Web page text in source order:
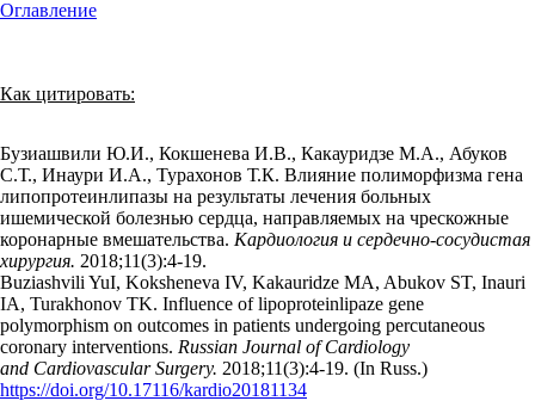
Оглавление
Как цитировать:
Бузиашвили Ю.И., Кокшенева И.В., Какауридзе М.А., Абуков
С.Т., Инаури И.А., Турахонов Т.К. Влияние полиморфизма гена
липопротеинлипазы на результаты лечения больных
ишемической болезнью сердца, направляемых на чрескожные
коронарные вмешательства. Кардиология и сердечно-сосудистая
хирургия. 2018;11(3):4‑19.
Buziashvili YuI, Koksheneva IV, Kakauridze MA, Abukov ST, Inauri
IA, Turakhonov TK. Influence of lipoproteinlipaze gene
polymorphism on outcomes in patients undergoing percutaneous
coronary interventions. Russian Journal of Cardiology
and Cardiovascular Surgery. 2018;11(3):4‑19. (In Russ.)
https://doi.org/10.17116/kardio20181134